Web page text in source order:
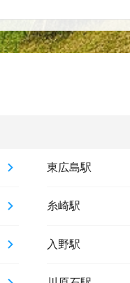
東広島駅
糸崎駅
入野駅